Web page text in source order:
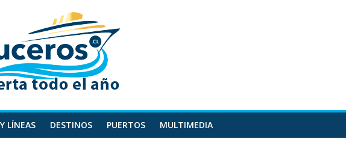
LÍNEAS DESTINOS PUERTOS MULTIMEDIA